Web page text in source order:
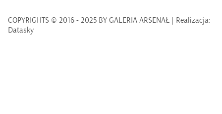
COPYRIGHTS © 2016 - 2025 BY GALERIA ARSENAŁ | Realizacja:
Datasky